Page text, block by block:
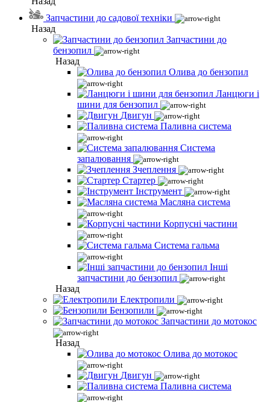
Запчастини до садової техніки
Назад
Запчастини до
бензопил
Назад
Олива до бензопил
Ланцюги і
шини для бензопил
Двигун
Паливна система
Система
запалювання
Зчеплення
Стартер
Інструмент
Масляна система
Корпусні частини
Система гальма
Інші
запчастини до бензопил
Назад
Електропили
Бензопили
Запчастини до мотокос
Назад
Олива до мотокос
Двигун
Паливна система